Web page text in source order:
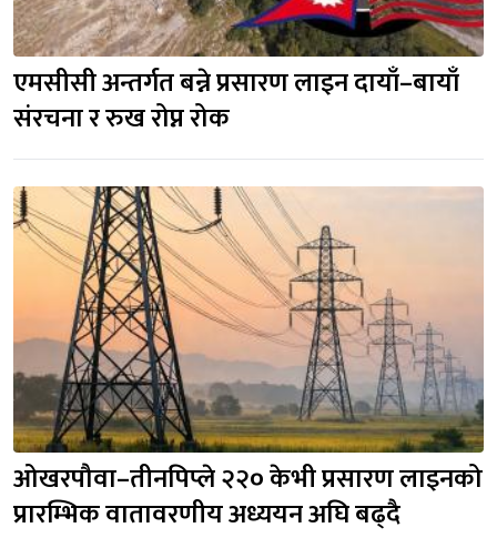
एमसीसी अन्तर्गत बन्ने प्रसारण लाइन दायाँ–बायाँ
संरचना र रुख रोप्न रोक
ओखरपौवा–तीनपिप्ले २२० केभी प्रसारण लाइनको
प्रारम्भिक वातावरणीय अध्ययन अघि बढ्दै